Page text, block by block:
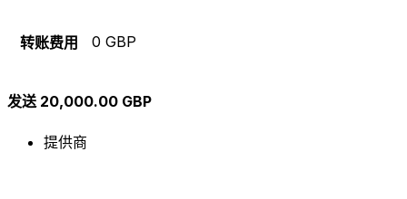
转账费用 0 GBP
发送 20,000.00 GBP
提供商